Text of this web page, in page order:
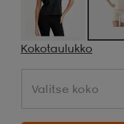
Kokotaulukko
Valitse koko
Valitse koko